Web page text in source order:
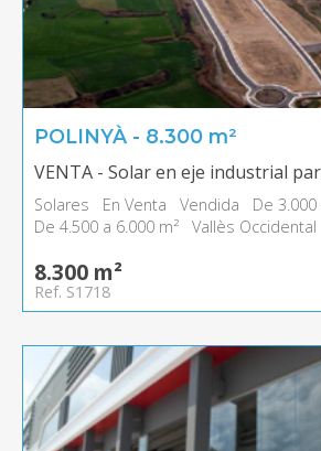
POLINYÀ - 8.300 m²
VENTA - Solar en eje industrial
Solares En Venta Vendida
De 3.000
De 4.500 a 6.000 m²
Vallès Occidental
8.300 m²
Ref. S1718